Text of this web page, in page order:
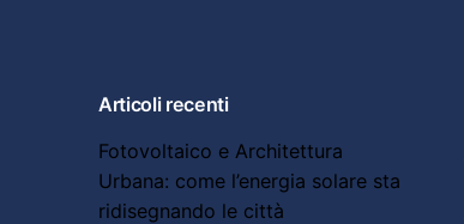
Articoli recenti
Fotovoltaico e Architettura
Urbana: come l’energia solare sta
ridisegnando le città